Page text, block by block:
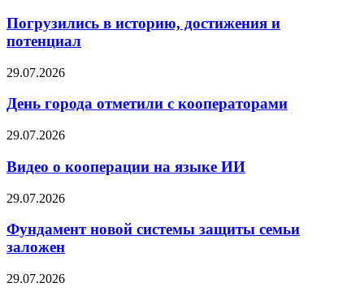
Погрузились в историю, достижения и
потенциал
29.07.2026
День города отметили с кооператорами
29.07.2026
Видео о кооперации на языке ИИ
29.07.2026
Фундамент новой системы защиты семьи
заложен
29.07.2026